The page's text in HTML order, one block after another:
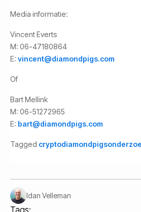
Media informatie:
Vincent Everts
M: 06-47180864
E: vincent@diamondpigs.com
Of
Bart Mellink
M: 06-51272965
E: bart@diamondpigs.com
Tagged cryptodiamondpigs
Idan Velleman
Tags: